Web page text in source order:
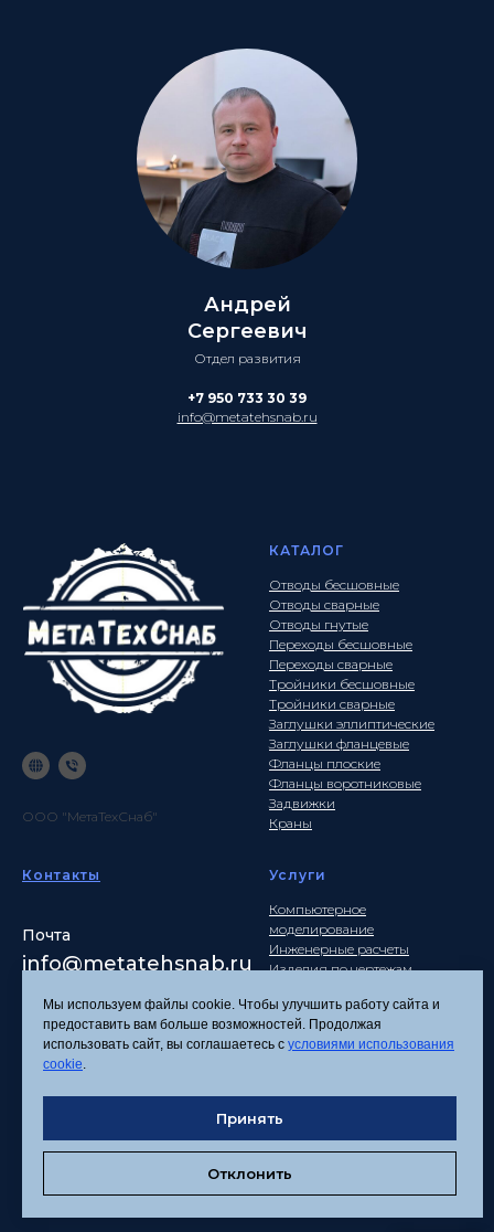
Андрей
Сергеевич
Отдел развития
+7 950 733 30 39
info@metatehsnab.ru
ООО "МетаТехСнаб"
КАТАЛОГ
Отводы бесшовные
Отводы сварные
Отводы гнутые
Переходы бесшовные
Переходы сварные
Тройники бесшовные
Тройники сварные
Заглушки эллиптические
Заглушки фланцевые
Фланцы плоские
Фланцы воротниковые
Задвижки
Краны
Контакты
Почта
info@metatehsnab.ru
Услуги
Компьютерное
моделирование
Инженерные расчеты
Изделия по чертежам
Политика
Согласие на обработку
персональных данных
Соглашение об
Мы используем файлы cookie. Чтобы улучшить работу сайта и
предоставить вам больше возможностей. Продолжая
использовать сайт, вы соглашаетесь с условиями использования
cookie.
Принять
Отклонить